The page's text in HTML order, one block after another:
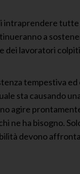
intraprendere
a
lavoratori
tempestiva ed
sta causando
agire
ne ha bisogno.
devono